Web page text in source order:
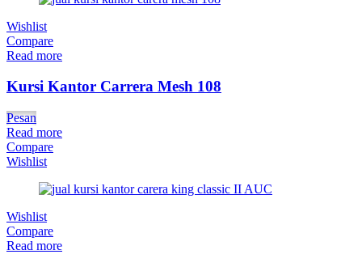
Wishlist
Compare
Read more
Kursi Kantor Carrera Mesh 108
Pesan
Read more
Compare
Wishlist
Wishlist
Compare
Read more